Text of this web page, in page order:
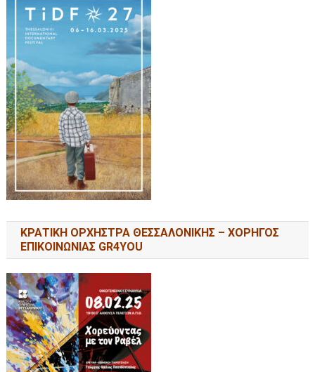
ΚΡΑΤΙΚΗ ΟΡΧΗΣΤΡΑ ΘΕΣΣΑΛΟΝΙΚΗΣ – ΧΟΡΗΓΟΣ
ΕΠΙΚΟΙΝΩΝΙΑΣ GR4YOU